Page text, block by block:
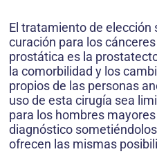
El tratamiento de elección
curación para los
prostática es la
la comorbilidad y los
propios de las personas
uso de esta cirugía sea
para los hombres
diagnóstico
ofrecen las mismas